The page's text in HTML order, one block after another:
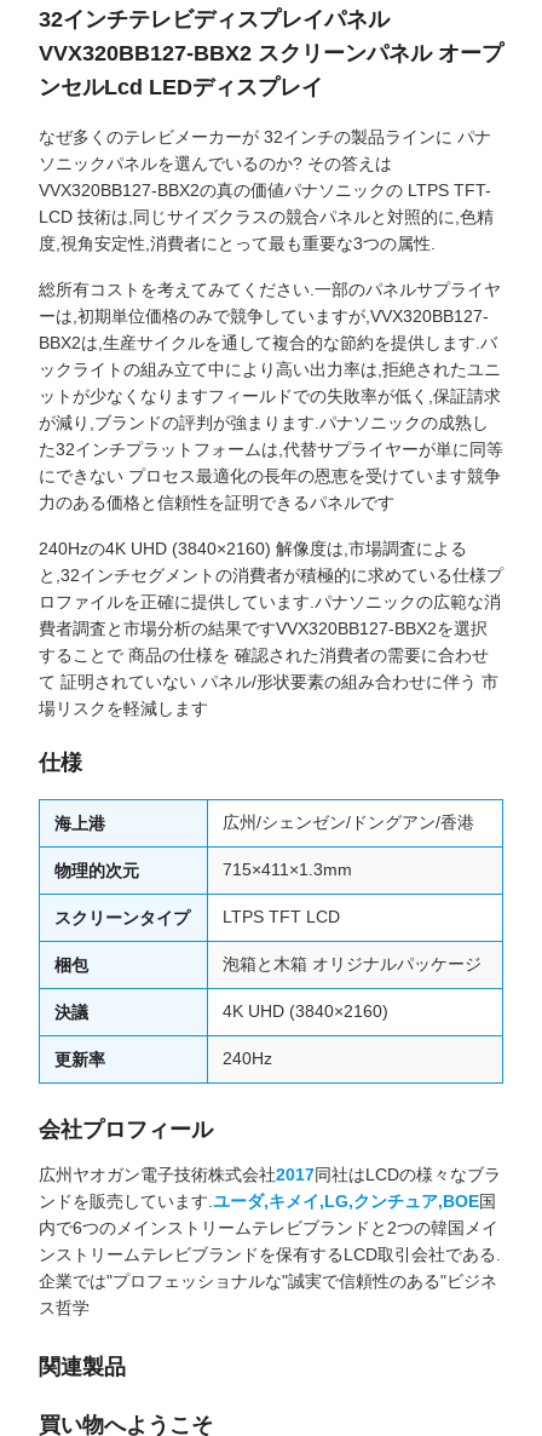
32インチテレビディスプレイパネル
VVX320BB127-BBX2 スクリーンパネル オープ
ンセルLcd LEDディスプレイ
なぜ多くのテレビメーカーが 32インチの製品ラインに パナ
ソニックパネルを選んでいるのか? その答えは
VVX320BB127-BBX2の真の価値パナソニックの LTPS TFT-
LCD 技術は,同じサイズクラスの競合パネルと対照的に,色精
度,視角安定性,消費者にとって最も重要な3つの属性.
総所有コストを考えてみてください.一部のパネルサプライヤ
ーは,初期単位価格のみで競争していますが,VVX320BB127-
BBX2は,生産サイクルを通して複合的な節約を提供します.バ
ックライトの組み立て中により高い出力率は,拒絶されたユニ
ットが少なくなりますフィールドでの失敗率が低く,保証請求
が減り,ブランドの評判が強まります.パナソニックの成熟し
た32インチプラットフォームは,代替サプライヤーが単に同等
にできない プロセス最適化の長年の恩恵を受けています競争
力のある価格と信頼性を証明できるパネルです
240Hzの4K UHD (3840×2160) 解像度は,市場調査による
と,32インチセグメントの消費者が積極的に求めている仕様プ
ロファイルを正確に提供しています.パナソニックの広範な消
費者調査と市場分析の結果ですVVX320BB127-BBX2を選択
することで 商品の仕様を 確認された消費者の需要に合わせ
て 証明されていない パネル/形状要素の組み合わせに伴う 市
場リスクを軽減します
仕様
海上港 広州/シェンゼン/ドングアン/香港
物理的次元 715×411×1.3mm
スクリーンタイプ LTPS TFT LCD
梱包 泡箱と木箱 オリジナルパッケージ
決議 4K UHD (3840×2160)
更新率 240Hz
会社プロフィール
広州ヤオガン電子技術株式会社2017同社はLCDの様々なブラ
ンドを販売しています. ユーダ,キメイ,LG,クンチュア,BOE国
内で6つのメインストリームテレビブランドと2つの韓国メイ
ンストリームテレビブランドを保有するLCD取引会社である.
企業では"プロフェッショナルな"誠実で信頼性のある"ビジネ
ス哲学
関連製品
買い物へようこそ